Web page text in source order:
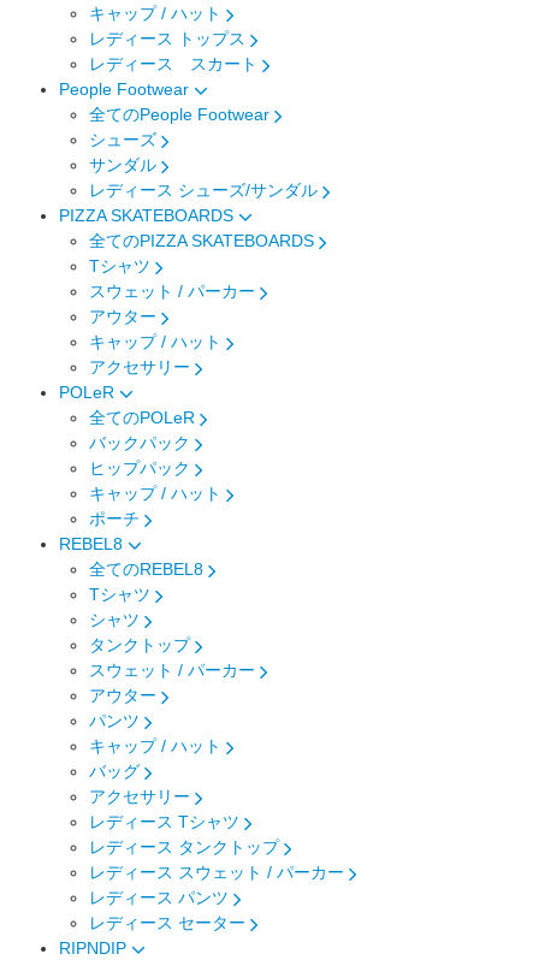
キャップ / ハット
レディース トップス
レディース スカート
People Footwear
全てのPeople Footwear
シューズ
サンダル
レディース シューズ/サンダル
PIZZA SKATEBOARDS
全てのPIZZA SKATEBOARDS
Tシャツ
スウェット / パーカー
アウター
キャップ / ハット
アクセサリー
POLeR
全てのPOLeR
バックパック
ヒップパック
キャップ / ハット
ポーチ
REBEL8
全てのREBEL8
Tシャツ
シャツ
タンクトップ
スウェット / パーカー
アウター
パンツ
キャップ / ハット
バッグ
アクセサリー
レディース Tシャツ
レディース タンクトップ
レディース スウェット / パーカー
レディース パンツ
レディース セーター
RIPNDIP